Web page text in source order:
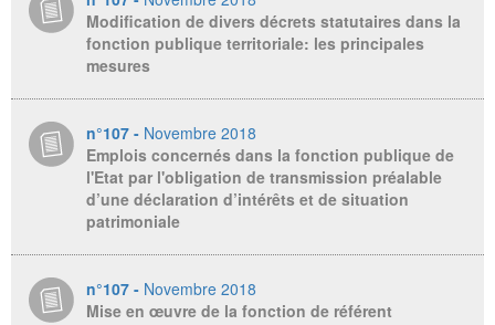
Modification de divers décrets statutaires dans la
fonction publique territoriale: les principales
mesures
n°107 - Novembre 2018
Emplois concernés dans la fonction publique de
l'Etat par l'obligation de transmission préalable
d’une déclaration d’intérêts et de situation
patrimoniale
n°107 - Novembre 2018
Mise en œuvre de la fonction de référent